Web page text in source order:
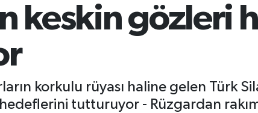
keskin gözleri
korkulu rüyası haline gelen Türk
tutturuyor - Rüzgardan